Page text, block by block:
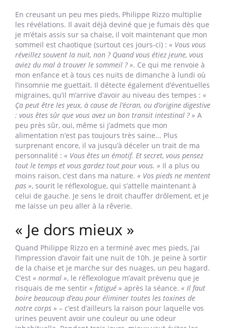
En creusant un peu mes pieds, Philippe Rizzo multiplie
les révélations. Il avait déjà deviné que je fumais dès que
je m’étais assis sur sa chaise, il voit maintenant que mon
sommeil est chaotique (surtout ces jours-ci) : « Vous vous
réveillez souvent la nuit, non ? Quand vous étiez jeune, vous
aviez du mal à trouver le sommeil ? ». Ce qui me renvoie à
mon enfance et à tous ces nuits de dimanche à lundi où
l’insomnie me guettait. Il détecte également d’éventuelles
migraines, qu’il m’arrive d’avoir au niveau des tempes : «
Ça peut être les yeux, à cause de l’écran, ou d’origine digestive
: vous êtes sûr que vous avez un bon transit intestinal ? » A
peu près sûr, oui, même si j’admets que mon
alimentation n’est pas toujours très saine... Plus
surprenant encore, il va jusqu’à déceler un trait de ma
personnalité : « Vous êtes un émotif. Et secret, vous pensez
tout le temps et vous gardez tout pour vous. » Il a plus ou
moins raison, c’est dans ma nature. « Vos pieds ne mentent
pas », sourit le réflexologue, qui s’attelle maintenant à
celui de gauche. Je sens le droit chauffer drôlement, et je
me laisse un peu aller à la rêverie.
« Je dors mieux »
Quand Philippe Rizzo en a terminé avec mes pieds, j’ai
l’impression d’avoir fait une nuit de 10h. Je peine à sortir
de la chaise et je marche sur des nuages, un peu hagard.
C’est « normal », le réflexologue m’avait prévenu que je
risquais de me sentir « fatigué » après la séance. « Il faut
boire beaucoup d’eau pour éliminer toutes les toxines de
notre corps » – c’est d’ailleurs la raison pour laquelle vos
urines peuvent avoir une couleur ou une odeur